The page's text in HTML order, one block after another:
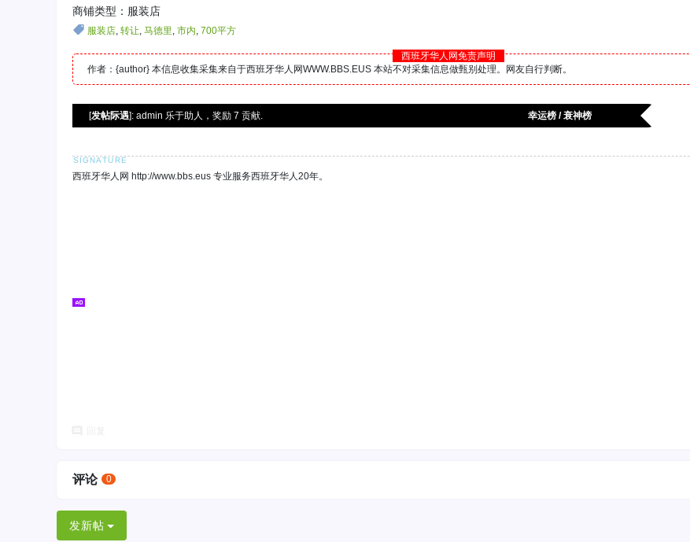
商铺类型：服装店
服装店, 转让, 马德里, 市内, 700平方
西班牙华人网免责声明
作者：{author} 本信息收集采集来自于西班牙华人网WWW.BBS.EUS 本站不对采集信息做甄别处理。网友自行判断。
[发帖际遇]: admin 乐于助人，奖励 7 贡献. 幸运榜 / 衰神榜
西班牙华人网 http://www.bbs.eus 专业服务西班牙华人20年。
评论 0
发新帖